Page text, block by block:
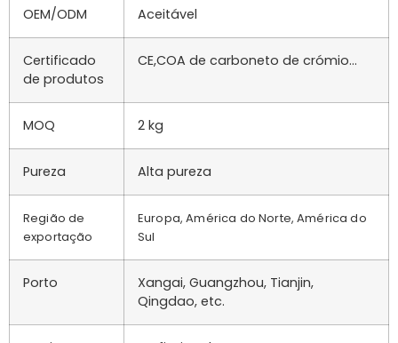
OEM/ODM Aceitável
Certificado
de produtos
CE,COA de carboneto de crómio...
MOQ 2 kg
Pureza Alta pureza
Região de
exportação
Europa, América do Norte, América do
Sul
Porto
Xangai, Guangzhou, Tianjin,
Qingdao, etc.